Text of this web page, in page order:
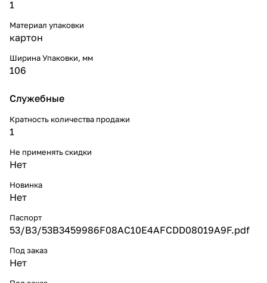
1
Материал упаковки
картон
Ширина Упаковки, мм
106
Служебные
Кратность количества продажи
1
Не применять скидки
Нет
Новинка
Нет
Паспорт
53/B3/53B3459986F08AC10E4AFCDD08019A9F.pdf
Под заказ
Нет